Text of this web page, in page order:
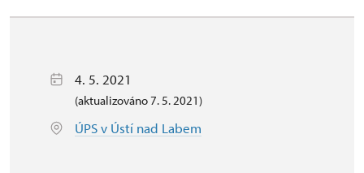
4. 5. 2021
(aktualizováno 7. 5. 2021)
ÚPS v Ústí nad Labem